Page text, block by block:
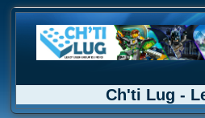
Ch'ti Lug -